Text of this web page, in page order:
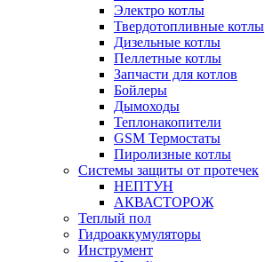
Электро котлы
Твердотопливные котлы
Дизельные котлы
Пеллетные котлы
Запчасти для котлов
Бойлеры
Дымоходы
Теплонакопители
GSM Термостаты
Пиролизные котлы
Системы защиты от протечек
НЕПТУН
АКВАСТОРОЖ
Теплый пол
Гидроаккумуляторы
Инструмент